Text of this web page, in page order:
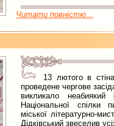
Читати повністю...
13 лютого в
проведене чергове
викликало
Національної спілки
міської літературно-
Дідківський звеселив